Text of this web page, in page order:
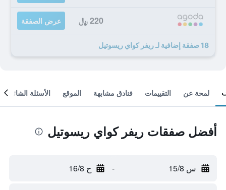
220 ﷼ عرض الصفقة
18 صفقة إضافية لـ ريفر كواي ريسوتيل
لمحة عن التقييمات فنادق مشابهة الموقع الأسئلة الشائعة
أفضل صفقات ريفر كواي ريسوتيل
س 15/8 - ح 16/8